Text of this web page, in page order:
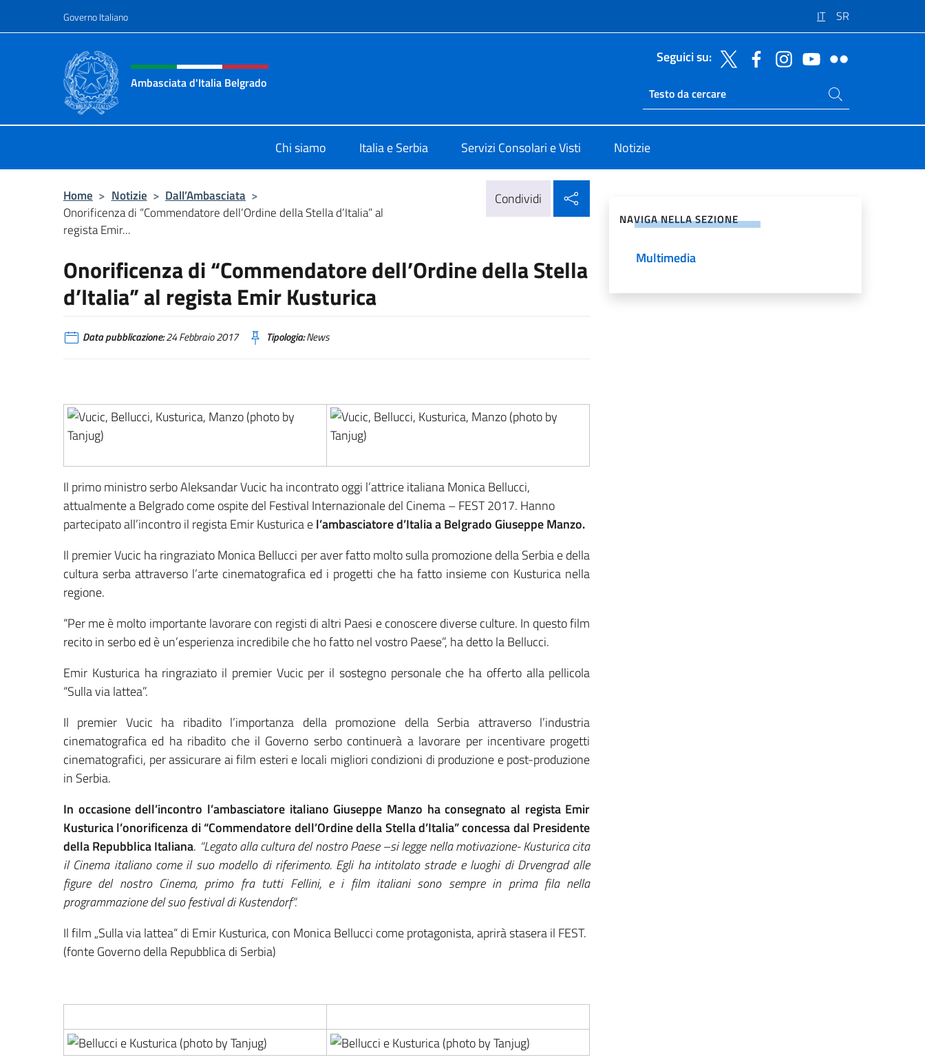
Governo Italiano IT SR
Intestazione sito, social e menù
Ambasciata d'Italia Belgrado
Seguici su:
Ricerca sito live
Cerca nel sito
Chi siamo Italia e Serbia Servizi Consolari e Visti Notizie
Home > Notizie > Dall’Ambasciata >
Onorificenza di “Commendatore dell’Ordine della Stella d’Italia” al
regista Emir...
Condividi
Onorificenza di “Commendatore dell’Ordine della Stella
d’Italia” al regista Emir Kusturica
Data pubblicazione:24 Febbraio 2017 Tipologia:News
Il primo ministro serbo Aleksandar Vucic ha incontrato oggi l’attrice italiana Monica Bellucci,
attualmente a Belgrado come ospite del Festival Internazionale del Cinema – FEST 2017. Hanno
partecipato all’incontro il regista Emir Kusturica el’ambasciatore d’Italia a Belgrado Giuseppe Manzo.
Il premier Vucic ha ringraziato Monica Bellucci per aver fatto molto sulla promozione della Serbia e della
cultura serba attraverso l’arte cinematografica ed i progetti che ha fatto insieme con Kusturica nella
regione.
“Per me è molto importante lavorare con registi di altri Paesi e conoscere diverse culture. In questo film
recito in serbo ed è un’esperienza incredibile che ho fatto nel vostro Paese”, ha detto la Bellucci.
Emir Kusturica ha ringraziato il premier Vucic per il sostegno personale che ha offerto alla pellicola
“Sulla via lattea”.
Il premier Vucic ha ribadito l’importanza della promozione della Serbia attraverso l’industria
cinematografica ed ha ribadito che il Governo serbo continuerà a lavorare per incentivare progetti
cinematografici, per assicurare ai film esteri e locali migliori condizioni di produzione e post-produzione
in Serbia.
In occasione dell’incontro l’ambasciatore italiano Giuseppe Manzo ha consegnato al regista Emir
Kusturica l’onorificenza di “Commendatore dell’Ordine della Stella d’Italia” concessa dal Presidente
della Repubblica Italiana. “Legato alla cultura del nostro Paese –si legge nella motivazione- Kusturica cita
il Cinema italiano come il suo modello di riferimento. Egli ha intitolato strade e luoghi di Drvengrad alle
figure del nostro Cinema, primo fra tutti Fellini, e i film italiani sono sempre in prima fila nella
programmazione del suo festival di Kustendorf”.
Il film „Sulla via lattea“ di Emir Kusturica, con Monica Bellucci come protagonista, aprirà stasera il FEST.
(fonte Governo della Repubblica di Serbia)
NAVIGA NELLA SEZIONE
Multimedia